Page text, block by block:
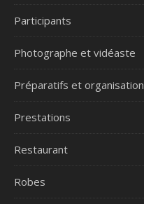
Participants
Photographe et vidéaste
Préparatifs et organisation
Prestations
Restaurant
Robes